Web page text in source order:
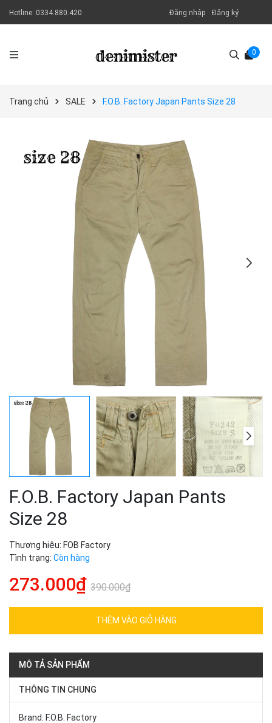
Hotline: 0334.880.420 Đăng nhập Đăng ký
0
Trang chủ SALE F.O.B. Factory Japan Pants Size 28
F.O.B. Factory Japan Pants
Size 28
Thương hiệu: FOB Factory
Tình trạng: Còn hàng
273.000₫ 390.000₫
THÊM VÀO GIỎ HÀNG
MÔ TẢ SẢN PHẨM
THÔNG TIN CHUNG
Brand: F.O.B. Factory